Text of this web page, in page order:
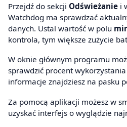
Przejdź do sekcji Odświeżanie i
Watchdog ma sprawdzać
danych. Ustal wartość w polu
kontrola, tym większe zużycie
W oknie głównym programu
sprawdzić procent
informacje znajdziesz na pasku
Za pomocą aplikacji możesz w
uzyskać interfejs o wyglądzie